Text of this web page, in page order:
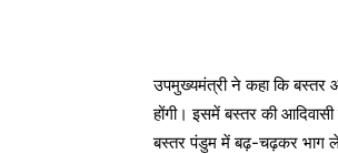
उपमुख्यमंत्री ने कहा कि बस्तर
होंगी। इसमें बस्तर की
बस्तर पंडुम में बढ़-चढ़कर भाग